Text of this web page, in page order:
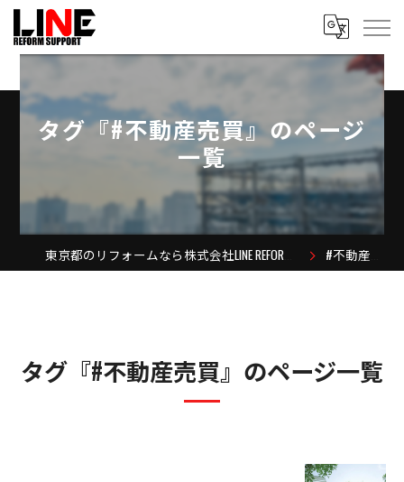
タグ『#不動産売買』のページ
一覧
#不動産売買
タグ『#不動産売買』のページ一覧